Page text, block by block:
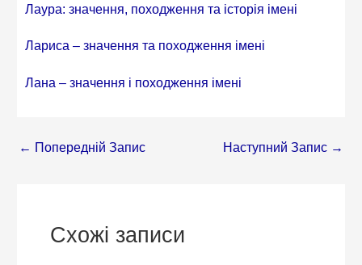
Лаура: значення, походження та історія імені
Лариса – значення та походження імені
Лана – значення і походження імені
← Попередній Запис Наступний Запис →
Схожі записи